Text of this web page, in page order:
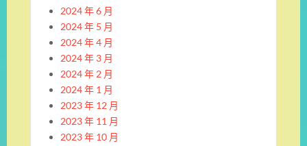
2024 年 6 月
2024 年 5 月
2024 年 4 月
2024 年 3 月
2024 年 2 月
2024 年 1 月
2023 年 12 月
2023 年 11 月
2023 年 10 月